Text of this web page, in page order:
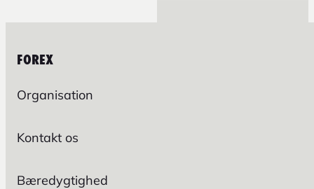
FOREX
Organisation
Kontakt os
Bæredygtighed